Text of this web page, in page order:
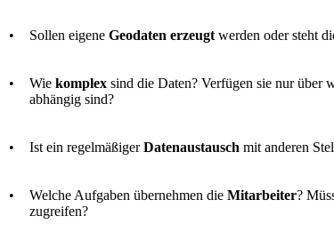
• Sollen eigene Geodaten erzeugt werden oder steht
• Wie komplex sind die Daten? Verfügen sie nur über
abhängig sind?
• Ist ein regelmäßigerDatenaustausch mit anderen
• Welche Aufgaben übernehmen die Mitarbeiter?
zugreifen?